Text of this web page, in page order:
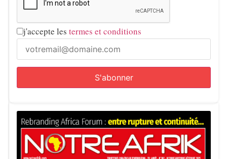
j'accepte les termes et conditions